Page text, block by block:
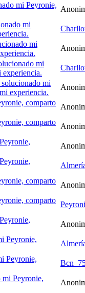
mi Peyronie,
mi
mi
mi
experiencia.
mi
experiencia.
comparto
comparto
comparto
comparto
Peyronie,
Peyronie,
mi Peyronie,